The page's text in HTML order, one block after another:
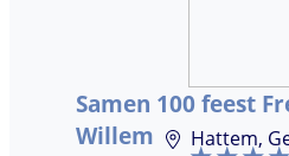
Samen 100 feest
Willem
Hattem,